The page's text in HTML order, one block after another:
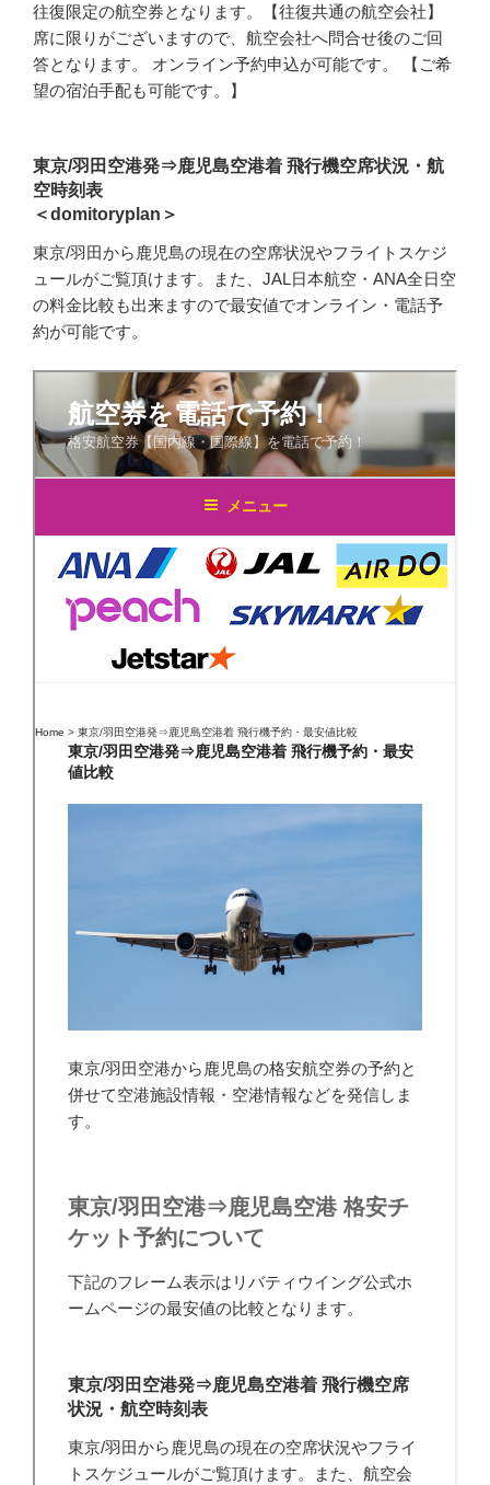
往復限定の航空券となります。【往復共通の航空会社】
席に限りがございますので、航空会社へ問合せ後のご回
答となります。 オンライン予約申込が可能です。 【ご希
望の宿泊手配も可能です。】
東京/羽田空港発⇒鹿児島空港着 飛行機空席状況・航
空時刻表
＜domitoryplan＞
東京/羽田から鹿児島の現在の空席状況やフライトスケジ
ュールがご覧頂けます。また、JAL日本航空・ANA全日空
の料金比較も出来ますので最安値でオンライン・電話予
約が可能です。